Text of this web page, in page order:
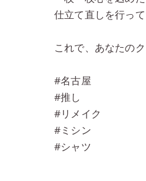
仕立て直しを行って
これで、あなたの
#名古屋
#推し
#リメイク
#ミシン
#シャツ